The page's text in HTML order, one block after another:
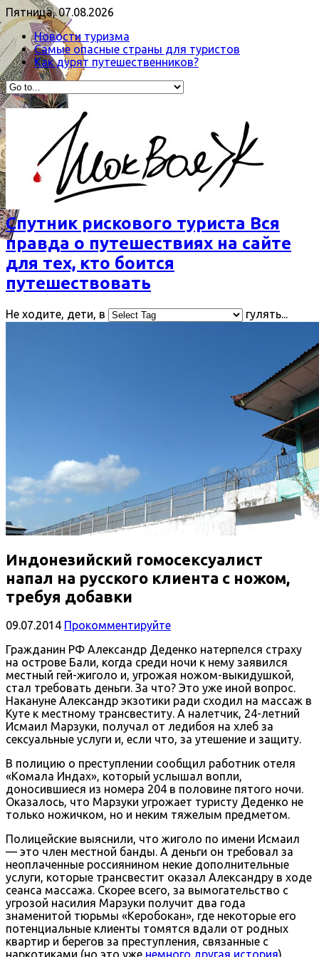
Пятница, 07.08.2026
Новости туризма
Самые опасные страны для туристов
Как дурят путешественников?
Спутник рискового туриста Вся
правда о путешествиях на сайте
для тех, кто боится
путешествовать
Не ходите, дети, в гулять...
Индонезийский гомосексуалист
напал на русского клиента с ножом,
требуя добавки
09.07.2014 Прокомментируйте
Гражданин РФ Александр Деденко натерпелся страху
на острове Бали, когда среди ночи к нему заявился
местный гей-жиголо и, угрожая ножом-выкидушкой,
стал требовать деньги. За что? Это уже иной вопрос.
Накануне Александр экзотики ради сходил на массаж в
Куте к местному трансвеститу. А налетчик, 24-летний
Исмаил Марзуки, получал от ледибоя на хлеб за
сексуальные услуги и, если что, за утешение и защиту.
В полицию о преступлении сообщил работник отеля
«Комала Индах», который услышал вопли,
доносившиеся из номера 204 в половине пятого ночи.
Оказалось, что Марзуки угрожает туристу Деденко не
только ножичком, но и неким тяжелым предметом.
Полицейские выяснили, что жиголо по имени Исмаил
— это член местной банды. А деньги он требовал за
неоплаченные россиянином некие дополнительные
услуги, которые трансвестит оказал Александру в ходе
сеанса массажа. Скорее всего, за вымогательство с
угрозой насилия Марзуки получит два года
знаменитой тюрьмы «Керобокан», где некоторые его
потенциальные клиенты томятся вдали от родных
квартир и берегов за преступления, связанные с
наркотиками (но это уже немного другая история).